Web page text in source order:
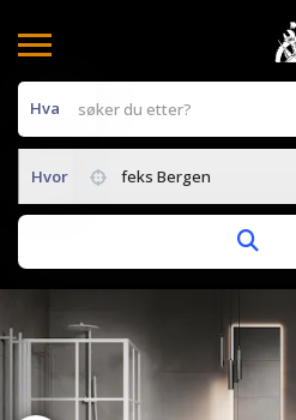
Hva
Hvor feks Bergen